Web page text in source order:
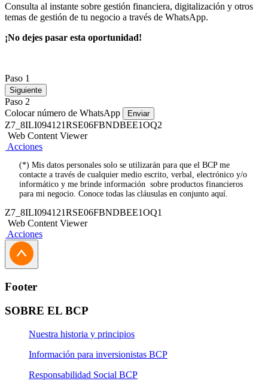
Consulta al instante sobre gestión financiera, digitalización y otros
temas de gestión de tu negocio a través de WhatsApp.
¡No dejes pasar esta oportunidad!
Paso 1
Siguiente
Paso 2
Colocar número de WhatsApp
Enviar
Z7_8ILI094121RSE06FBNDBEE1OQ2
Web Content Viewer
Acciones
(*) Mis datos personales solo se utilizarán para que el BCP me
contacte a través de cualquier medio escrito, verbal, electrónico y/o
informático y me brinde información sobre productos financieros
para mi negocio. Conoce todas las cláusulas en conjunto aquí.
Z7_8ILI094121RSE06FBNDBEE1OQ1
Web Content Viewer
Acciones
Footer
SOBRE EL BCP
Nuestra historia y principios
Información para inversionistas BCP
Responsabilidad Social BCP